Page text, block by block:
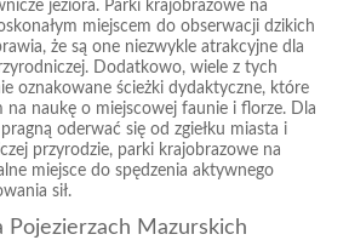
jeziora. Parki krajobrazowe na
miejscem do obserwacji dzikich
że są one niezwykle atrakcyjne dla
Dodatkowo, wiele z tych
oznakowane ścieżki dydaktyczne, które
na naukę o miejscowej faunie i florze. Dla
oderwać się od zgiełku miasta i
przyrodzie, parki krajobrazowe na
miejsce do spędzenia aktywnego
sił.
Mazurskich